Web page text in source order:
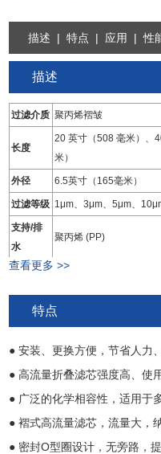
描述 | 特点 | 应用 | 性
描述
过滤介质 聚丙烯褶皱
长度
20 英寸（508 毫米）、
米）
外径 6.5英寸（165毫米）
过滤等级 1μm、3μm、5μm、
支持/排
水
聚丙烯 (PP)
端盖材料 玻璃纤维增强聚丙烯 (PP)
中心核心 聚丙烯
外支撑笼 聚丙烯
查看更多 >>
特点
● 安装、更换方便，节省人力
● 高流量折叠滤芯强度高、使
● 广泛的化学相容性，适用于
● 褶式高流量滤芯，流量大，
● 密封O型圈设计，无旁路，